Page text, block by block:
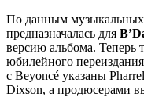
По данным музыкальных
предназначалась для
версию альбома. Теперь
юбилейного
с Beyoncé указаны
Dixson, а продюсерами